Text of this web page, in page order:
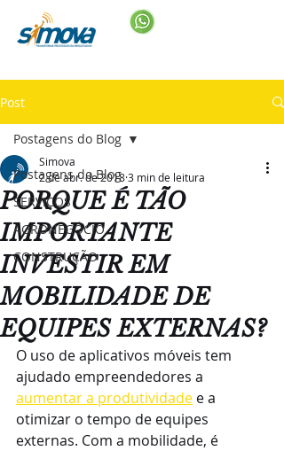
Post
Postagens do Blog
SERVIÇOS
AGRONEGÓCIO
CONSTRUÇÃO
Postagens do Blog
PORQUE É TÃO
IMPORTANTE
INVESTIR EM
MOBILIDADE DE
EQUIPES EXTERNAS?
Simova
2 de abr. de 20183 min de leitura
O uso de aplicativos móveis tem
ajudado empreendedores a
aumentar a produtividade e a
otimizar o tempo de equipes
externas. Com a mobilidade, é